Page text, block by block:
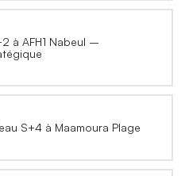
à AFH1 Nabeul –
S+4 à Maamoura Plage